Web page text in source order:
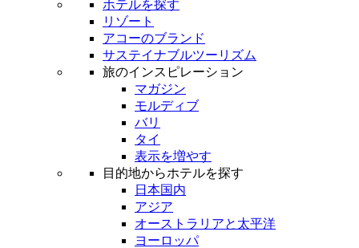
ホテルを探す
リゾート
アコーのブランド
サステイナブルツーリズム
旅のインスピレーション
マガジン
モルディブ
バリ
タイ
表示を増やす
目的地からホテルを探す
日本国内
アジア
オーストラリアと太平洋
ヨーロッパ